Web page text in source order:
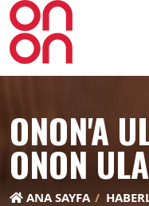
ONON'A
ONON
ANA SAYFA